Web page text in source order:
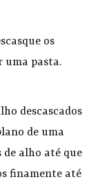
os
uma pasta.
descascados
de uma
de alho até que
finamente até